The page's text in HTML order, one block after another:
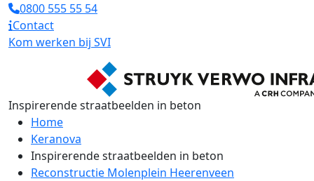
0800 555 55 54
Contact
Kom werken bij SVI
Inspirerende straatbeelden in beton
Home
Keranova
Inspirerende straatbeelden in beton
Reconstructie Molenplein Heerenveen